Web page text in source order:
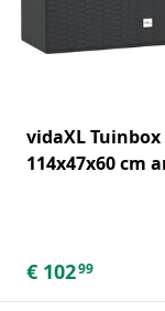
vidaXL Tuinbox
114x47x60 cm
€ 10299